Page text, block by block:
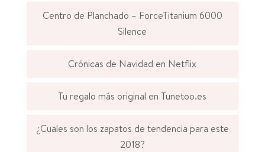
Centro de Planchado – ForceTitanium 6000
Silence
Crónicas de Navidad en Netflix
Tu regalo más original en Tunetoo.es
¿Cuales son los zapatos de tendencia para este
2018?